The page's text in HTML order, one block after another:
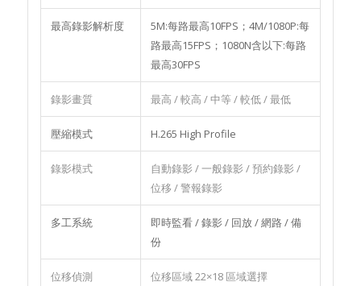
最高錄影解析度
5M:每路最高10FPS；4M/1080P:每
路最高15FPS；1080N含以下:每路
最高30FPS
錄影畫質 最高 / 較高 / 中等 / 較低 / 最低
壓縮模式 H.265 High Profile
錄影模式
自動錄影 / 一般錄影 / 預約錄影 /
位移 / 警報錄影
多工系統
即時監看 / 錄影 / 回放 / 網路 / 備
份
位移偵測 位移區域 22×18 區域選擇